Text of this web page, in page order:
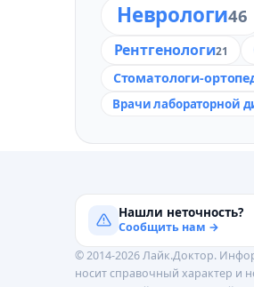
Неврологи46
Рентгенологи21
Стоматологи-
Врачи лабораторной
Нашли неточность?
Сообщить нам →
© 2014-2026 Лайк.Доктор.
носит справочный характер и